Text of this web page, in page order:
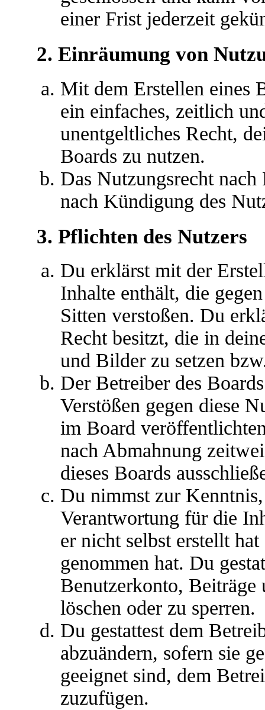
einer Frist jederzeit
2. Einräumung von
Mit dem Erstellen eines
ein einfaches, zeitlich
unentgeltliches Recht,
Boards zu nutzen.
Das Nutzungsrecht
nach Kündigung des
3. Pflichten des Nutzers
Du erklärst mit der
Inhalte enthält, die
Sitten verstoßen. Du
Recht besitzt, die in
und Bilder zu setzen
Der Betreiber des
Verstößen gegen diese
im Board
nach Abmahnung
dieses Boards
Du nimmst zur
Verantwortung für die
er nicht selbst erstellt
genommen hat. Du
Benutzerkonto,
löschen oder zu sperren.
Du gestattest dem
abzuändern, sofern sie
geeignet sind, dem
zuzufügen.